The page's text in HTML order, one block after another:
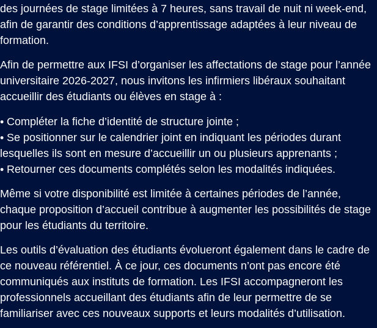
des journées de stage limitées à 7 heures, sans travail de nuit ni week-end,
afin de garantir des conditions d’apprentissage adaptées à leur niveau de
formation.
Afin de permettre aux IFSI d’organiser les affectations de stage pour l’année
universitaire 2026-2027, nous invitons les infirmiers libéraux souhaitant
accueillir des étudiants ou élèves en stage à :
• Compléter la fiche d’identité de structure jointe ;
• Se positionner sur le calendrier joint en indiquant les périodes durant
lesquelles ils sont en mesure d’accueillir un ou plusieurs apprenants ;
• Retourner ces documents complétés selon les modalités indiquées.
Même si votre disponibilité est limitée à certaines périodes de l’année,
chaque proposition d’accueil contribue à augmenter les possibilités de stage
pour les étudiants du territoire.
Les outils d’évaluation des étudiants évolueront également dans le cadre de
ce nouveau référentiel. À ce jour, ces documents n’ont pas encore été
communiqués aux instituts de formation. Les IFSI accompagneront les
professionnels accueillant des étudiants afin de leur permettre de se
familiariser avec ces nouveaux supports et leurs modalités d’utilisation.